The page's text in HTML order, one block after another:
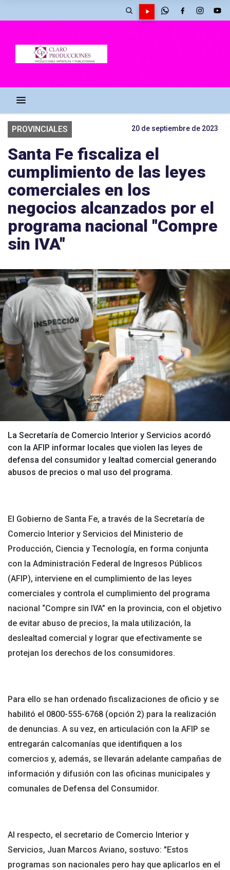
PROVINCIALES 20 de septiembre de 2023
Santa Fe fiscaliza el
cumplimiento de las leyes
comerciales en los
negocios alcanzados por el
programa nacional "Compre
sin IVA"
La Secretaría de Comercio Interior y Servicios acordó
con la AFIP informar locales que violen las leyes de
defensa del consumidor y lealtad comercial generando
abusos de precios o mal uso del programa.
El Gobierno de Santa Fe, a través de la Secretaría de
Comercio Interior y Servicios del Ministerio de
Producción, Ciencia y Tecnología, en forma conjunta
con la Administración Federal de Ingresos Públicos
(AFIP), interviene en el cumplimiento de las leyes
comerciales y controla el cumplimiento del programa
nacional “Compre sin IVA” en la provincia, con el objetivo
de evitar abuso de precios, la mala utilización, la
deslealtad comercial y lograr que efectivamente se
protejan los derechos de los consumidores.
Para ello se han ordenado fiscalizaciones de oficio y se
habilitó el 0800-555-6768 (opción 2) para la realización
de denuncias. A su vez, en articulación con la AFIP se
entregarán calcomanías que identifiquen a los
comercios y, además, se llevarán adelante campañas de
información y difusión con las oficinas municipales y
comunales de Defensa del Consumidor.
Al respecto, el secretario de Comercio Interior y
Servicios, Juan Marcos Aviano, sostuvo: "Estos
programas son nacionales pero hay que aplicarlos en el